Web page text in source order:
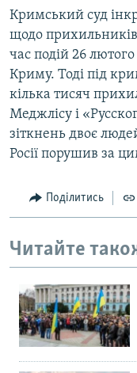
Кримський суд
щодо прихильників
час подій 26
Криму. Тоді під
кілька тисяч
Меджлісу і
зіткнень двоє
Росії порушив за
Поділитись
Читайте